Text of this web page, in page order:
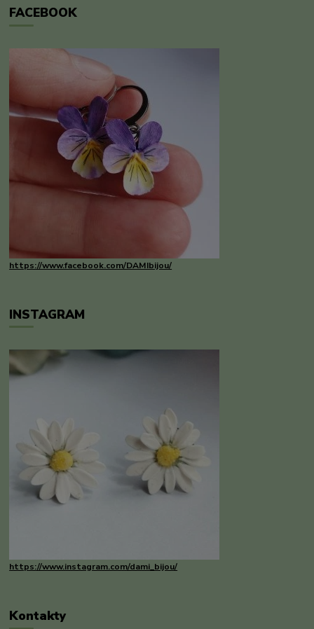
FACEBOOK
https://www.facebook.com/DAMIbijou/
INSTAGRAM
https://www.instagram.com/dami_bijou/
Kontakty